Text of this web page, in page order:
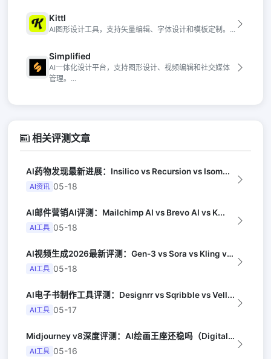
Kittl
AI图形设计工具，支持矢量编辑、字体设计和模板定制。...
Simplified
AI一体化设计平台，支持图形设计、视频编辑和社交媒体
管理。...
相关评测文章
AI药物发现最新进展：Insilico vs Recursion vs Isom...
AI资讯 05-18
AI邮件营销AI评测：Mailchimp AI vs Brevo AI vs K...
AI工具 05-18
AI视频生成2026最新评测：Gen-3 vs Sora vs Kling vs...
AI工具 05-18
AI电子书制作工具评测：Designrr vs Sqribble vs Vell...
AI工具 05-17
Midjourney v8深度评测：AI绘画王座还稳吗（Digital Arts...
AI工具 05-16